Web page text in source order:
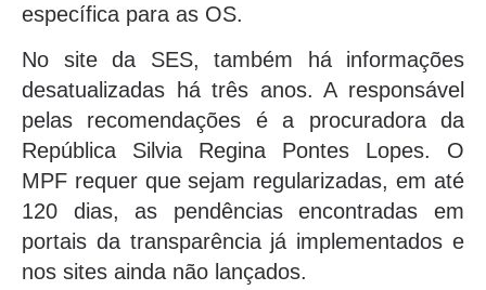
específica para as OS.
No site da SES, também há informações
desatualizadas há três anos. A responsável
pelas recomendações é a procuradora da
República Silvia Regina Pontes Lopes. O
MPF requer que sejam regularizadas, em até
120 dias, as pendências encontradas em
portais da transparência já implementados e
nos sites ainda não lançados.